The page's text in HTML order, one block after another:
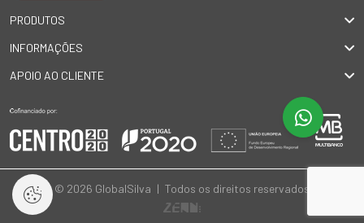
PRODUTOS
INFORMAÇÕES
APOIO AO CLIENTE
© 2026 GlobalSilva | Todos os direitos reservados